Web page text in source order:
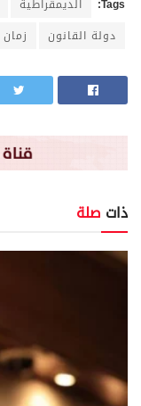
Tags: الديمقراطية
دولة القانون
زمان
ذات صلة